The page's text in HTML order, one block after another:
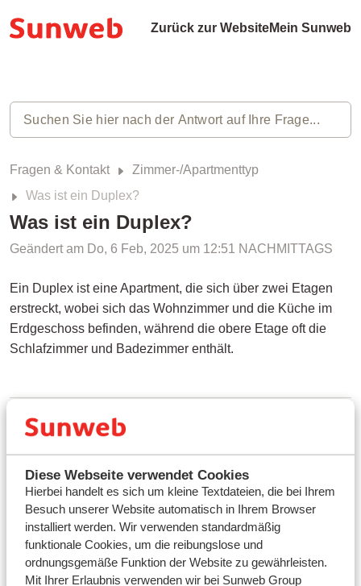
Diese Webseite verwendet Cookies
Hierbei handelt es sich um kleine Textdateien, die bei Ihrem
Besuch unserer Website automatisch in Ihrem Browser
installiert werden. Wir verwenden standardmäßig
funktionale Cookies, um die reibungslose und
ordnungsgemäße Funktion der Website zu gewährleisten.
Mit Ihrer Erlaubnis verwenden wir bei Sunweb Group
Zurück zur WebsiteMein Sunweb
Fragen & Kontakt
Zimmer-/Apartmenttyp
Was ist ein Duplex?
Was ist ein Duplex?
Geändert am Do, 6 Feb, 2025 um 12:51 NACHMITTAGS
Ein Duplex ist eine Apartment, die sich über zwei Etagen
erstreckt, wobei sich das Wohnzimmer und die Küche im
Erdgeschoss befinden, während die obere Etage oft die
Schlafzimmer und Badezimmer enthält.
Fragen zu demselben Thema
einem Standard-Apartment oder -Zimmer?
Was ist der Unterschied zwischen einem Studio und einem
Apartment?
Was ist eine Maisonette?
Was ist eine Kabine?